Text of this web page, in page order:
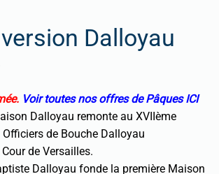
Dalloyau
Voir toutes nos offres de Pâques ICI
Dalloyau remonte au XVIIème
de Bouche Dalloyau
de Versailles.
Dalloyau fonde la première Maison